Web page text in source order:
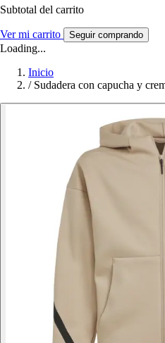
Subtotal del carrito
Ver mi carrito Seguir comprando
Loading...
Inicio
/ Sudadera con capucha y